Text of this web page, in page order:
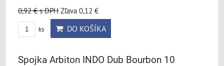
0,92 €s DPH Zľava 0,12 €
ks DO KOŠÍKA
Spojka Arbiton INDO Dub Bourbon 10